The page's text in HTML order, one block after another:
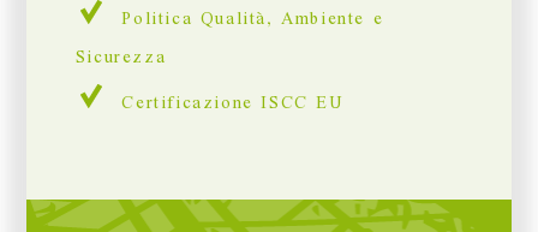
Politica Qualità, Ambiente e
Sicurezza
Certificazione ISCC EU